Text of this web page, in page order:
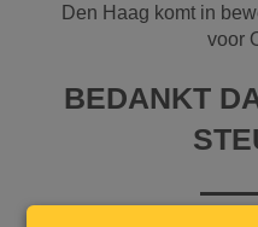
Den Haag komt in
voor
BEDANKT